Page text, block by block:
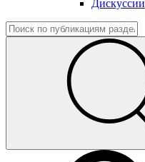
Дискуссии